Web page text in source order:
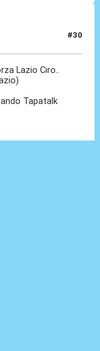
#30
Lazio Ciro..
Tapatalk